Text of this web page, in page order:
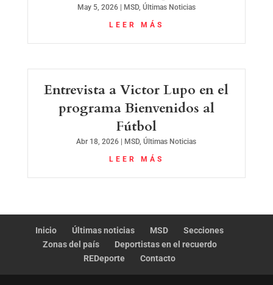
May 5, 2026| MSD, Últimas Noticias
LEER MÁS
Entrevista a Victor Lupo en el
programa Bienvenidos al
Fútbol
Abr 18, 2026 MSD,Últimas Noticias
LEER MÁS
Inicio Últimas noticias MSD
Secciones
Zonas del país
Deportistas en el recuerdo
REDeporte
Contacto